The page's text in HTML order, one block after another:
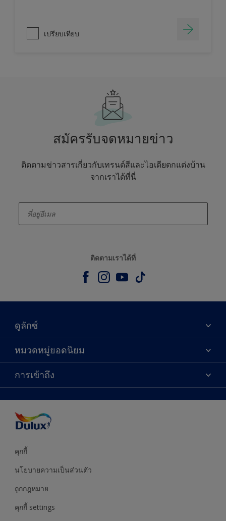
เปรียบเทียบ
สมัครรับจดหมายข่าว
ติดตามข่าวสารเกี่ยวกับเทรนด์สีและไอเดียตกแต่งบ้าน
จากเราได้ที่นี่
ติดตามเราได้ที่
ดูลักซ์
เกี่ยวกับดูลักซ์
ติดต่อเรา
ค้นหาร้านค้า
หมวดหมู่ยอดนิยม
ผลิตภัณฑ์
ไอเดียการตกแต่ง
คำแนะนำจากผู้เชี่ยวชาญ
บริการออกแบบสี
การเข้าถึง
คุกกี้
นโยบายความเป็นส่วนตัว
ถูกกฎหมาย
คุกกี้ settings